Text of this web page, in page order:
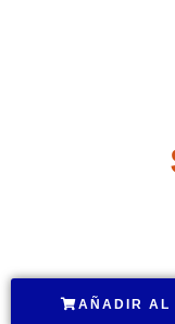
AÑADIR AL